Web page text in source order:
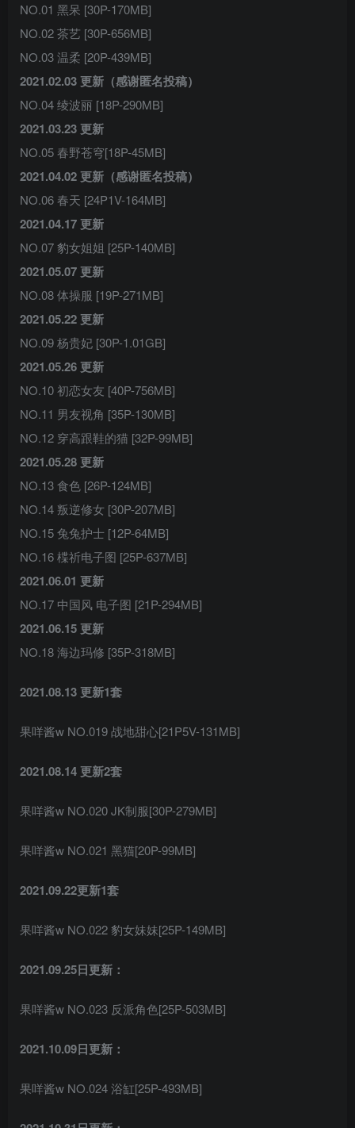
NO.01 黑呆 [30P-170MB]
NO.02 茶艺 [30P-656MB]
NO.03 温柔 [20P-439MB]
2021.02.03 更新（感谢匿名投稿）
NO.04 绫波丽 [18P-290MB]
2021.03.23 更新
NO.05 春野苍穹[18P-45MB]
2021.04.02 更新（感谢匿名投稿）
NO.06 春天 [24P1V-164MB]
2021.04.17 更新
NO.07 豹女姐姐 [25P-140MB]
2021.05.07 更新
NO.08 体操服 [19P-271MB]
2021.05.22 更新
NO.09 杨贵妃 [30P-1.01GB]
2021.05.26 更新
NO.10 初恋女友 [40P-756MB]
NO.11 男友视角 [35P-130MB]
NO.12 穿高跟鞋的猫 [32P-99MB]
2021.05.28 更新
NO.13 食色 [26P-124MB]
NO.14 叛逆修女 [30P-207MB]
NO.15 兔兔护士 [12P-64MB]
NO.16 楪祈电子图 [25P-637MB]
2021.06.01 更新
NO.17 中国风 电子图 [21P-294MB]
2021.06.15 更新
NO.18 海边玛修 [35P-318MB]
2021.08.13 更新1套
果咩酱w NO.019 战地甜心[21P5V-131MB]
2021.08.14 更新2套
果咩酱w NO.020 JK制服[30P-279MB]
果咩酱w NO.021 黑猫[20P-99MB]
2021.09.22更新1套
果咩酱w NO.022 豹女妹妹[25P-149MB]
2021.09.25日更新：
果咩酱w NO.023 反派角色[25P-503MB]
2021.10.09日更新：
果咩酱w NO.024 浴缸[25P-493MB]